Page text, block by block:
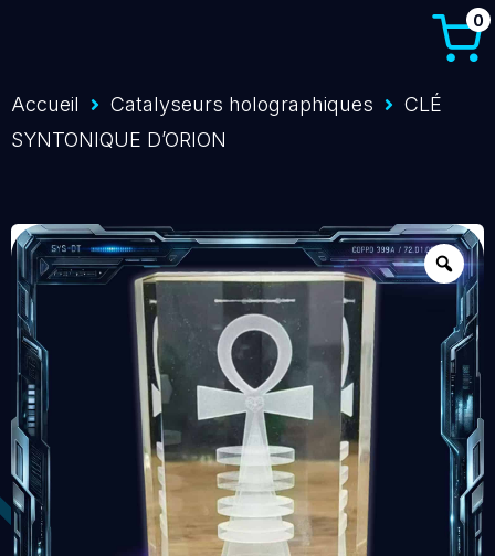
0
Accueil Catalyseurs holographiques
CLÉ
SYNTONIQUE D’ORION